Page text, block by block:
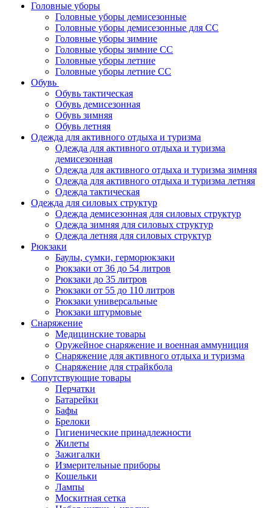
Головные уборы
Головные уборы демисезонные
Головные уборы демисезонные для СС
Головные уборы зимние
Головные уборы зимние СС
Головные уборы летние
Головные уборы летние СС
Обувь
Обувь тактическая
Обувь демисезонная
Обувь зимняя
Обувь летняя
Одежда для активного отдыха и туризма
Одежда для активного отдыха и туризма
демисезонная
Одежда для активного отдыха и туризма зимняя
Одежда для активного отдыха и туризма летняя
Одежда тактическая
Одежда для силовых структур
Одежда демисезонная для силовых структур
Одежда зимняя для силовых структур
Одежда летняя для силовых структур
Рюкзаки
Баулы, сумки, герморюкзаки
Рюкзаки от 36 до 54 литров
Рюкзаки до 35 литров
Рюкзаки от 55 до 110 литров
Рюкзаки универсальные
Рюкзаки штурмовые
Снаряжение
Медицинские товары
Оружейное снаряжение и военная аммуниция
Снаряжение для активного отдыха и туризма
Снаряжение для страйкбола
Сопутствующие товары
Перчатки
Батарейки
Бафы
Брелоки
Гигиенические принадлежности
Жилеты
Зажигалки
Измерительные приборы
Кошельки
Лампы
Москитная сетка